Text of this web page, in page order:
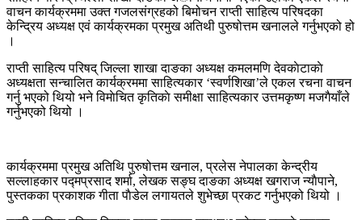
वाचन कार्यक्रममा उक्त गजलसंग्रहको बिमोचन राप्ती साहित्य परिषदका
केन्द्रिय अध्यक्ष एवं कार्यक्रमका प्रमुख अतिथी पुरुषोत्तम खनालले गर्नुभएको हो
।
राप्ती साहित्य परिषद् जिल्ला शाखा दाङका अध्यक्ष कमलमणि देवकाेटाकाे‌
अध्यक्षता सन्चालित कार्यक्रममा साहित्यकार ‘स्वर्णशिखा’ले एकल रचना वाचन
गर्नु भएको थियो भने विमाेचित कृतिकाे समीक्षा साहित्यकार उत्तमकृष्ण मजगैयाँले
गर्नुभएको थियो ।
कार्यक्रममा प्रमुख अतिथि पुरुषोत्तम खनाल, प्रलेस नेपालका केन्द्रीय
सल्लाहकार पद्मप्रसाद शर्मा, लेखक सङ्घ दाङका अध्यक्ष खगराज न्याैपाने,
पुस्तकका प्रकाशक गीता पाैडेल लगायतले शुभेच्छा प्रकट गर्नुभएको थियो ।